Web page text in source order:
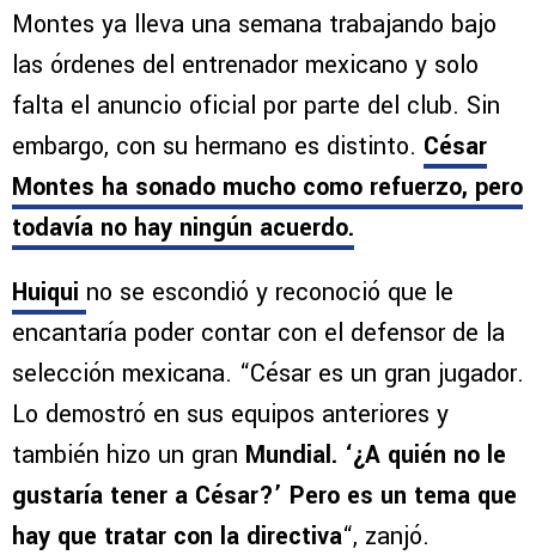
Montes ya lleva una semana trabajando bajo
las órdenes del entrenador mexicano y solo
falta el anuncio oficial por parte del club. Sin
embargo, con su hermano es distinto. César
Montes ha sonado mucho como refuerzo, pero
todavía no hay ningún acuerdo.
Huiqui no se escondió y reconoció que le
encantaría poder contar con el defensor de la
selección mexicana. “César es un gran jugador.
Lo demostró en sus equipos anteriores y
también hizo un gran Mundial. ‘¿A quién no le
gustaría tener a César?’ Pero es un tema que
hay que tratar con la directiva“, zanjó.